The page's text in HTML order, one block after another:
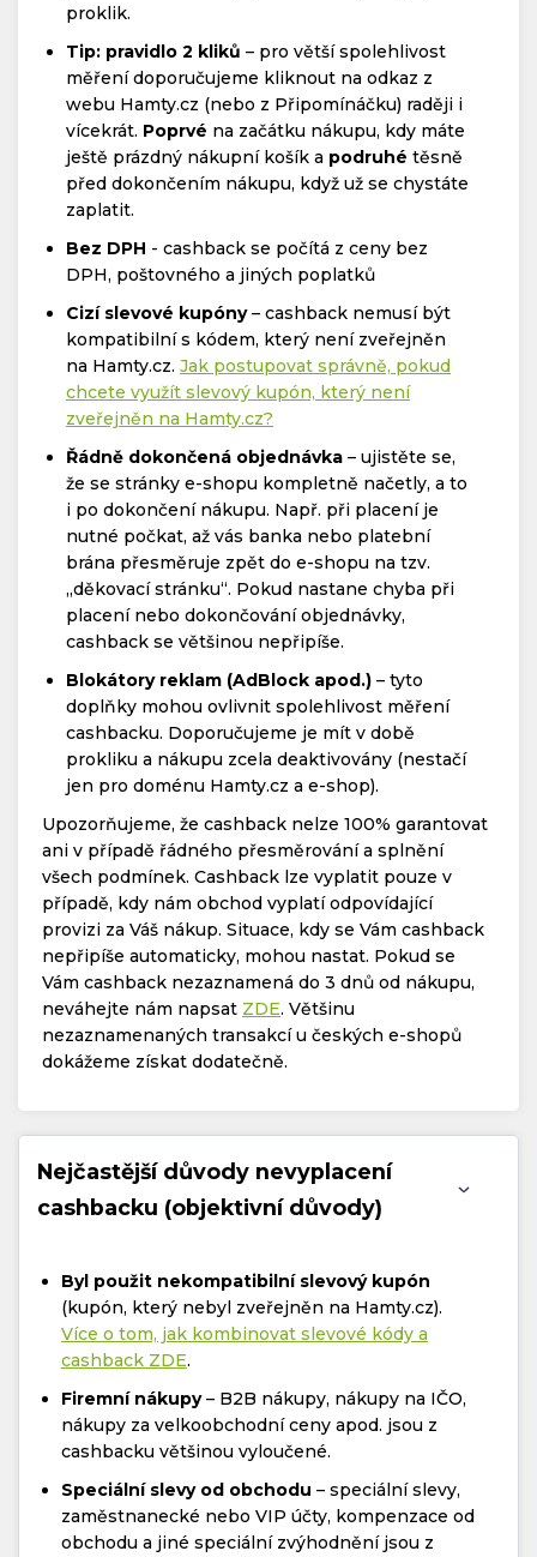
proklik.
Tip: pravidlo 2 kliků – pro větší spolehlivost
měření doporučujeme kliknout na odkaz z
webu Hamty.cz (nebo z Připomínáčku) raději i
vícekrát. Poprvé na začátku nákupu, kdy máte
ještě prázdný nákupní košík a podruhé těsně
před dokončením nákupu, když už se chystáte
zaplatit.
Bez DPH - cashback se počítá z ceny bez
DPH, poštovného a jiných poplatků
Cizí slevové kupóny– cashback nemusí být
kompatibilní s kódem, který není zveřejněn
na Hamty.cz. Jak postupovat správně, pokud
chcete využít slevový kupón, který není
zveřejněn na Hamty.cz?
Řádně dokončená objednávka – ujistěte se,
že se stránky e-shopu kompletně načetly, a to
i po dokončení nákupu. Např. při placení je
nutné počkat, až vás banka nebo platební
brána přesměruje zpět do e-shopu na tzv.
„děkovací stránku“. Pokud nastane chyba při
placení nebo dokončování objednávky,
cashback se většinou nepřipíše.
Blokátory reklam (AdBlock apod.) – tyto
doplňky mohou ovlivnit spolehlivost měření
cashbacku. Doporučujeme je mít v době
prokliku a nákupu zcela deaktivovány (nestačí
jen pro doménu Hamty.cz a e-shop).
Upozorňujeme, že cashback nelze 100% garantovat
ani v případě řádného přesměrování a splnění
všech podmínek. Cashback lze vyplatit pouze v
případě, kdy nám obchod vyplatí odpovídající
provizi za Váš nákup. Situace, kdy se Vám cashback
nepřipíše automaticky, mohou nastat. Pokud se
Vám cashback nezaznamená do 3 dnů od nákupu,
neváhejte nám napsat ZDE. Většinu
nezaznamenaných transakcí u českých e-shopů
dokážeme získat dodatečně.
Nejčastější důvody nevyplacení
cashbacku (objektivní důvody)
Byl použit nekompatibilní slevový kupón
(kupón, který nebyl zveřejněn na Hamty.cz).
Více o tom, jak kombinovat slevové kódy a
cashback ZDE.
Firemní nákupy– B2B nákupy, nákupy na IČO,
nákupy za velkoobchodní ceny apod. jsou z
cashbacku většinou vyloučené.
Speciální slevy od obchodu – speciální slevy,
zaměstnanecké nebo VIP účty, kompenzace od
obchodu a jiné speciální zvýhodnění jsou z